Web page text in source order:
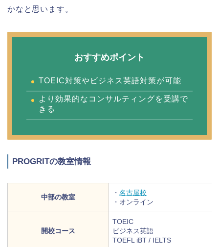
かなと思います。
おすすめポイント
TOEIC対策やビジネス英語対策が可能
より効果的なコンサルティングを受講で
きる
PROGRITの教室情報
中部の教室
・ 名古屋校
・オンライン
開校コース
TOEIC
ビジネス英語
TOEFL iBT / IELTS